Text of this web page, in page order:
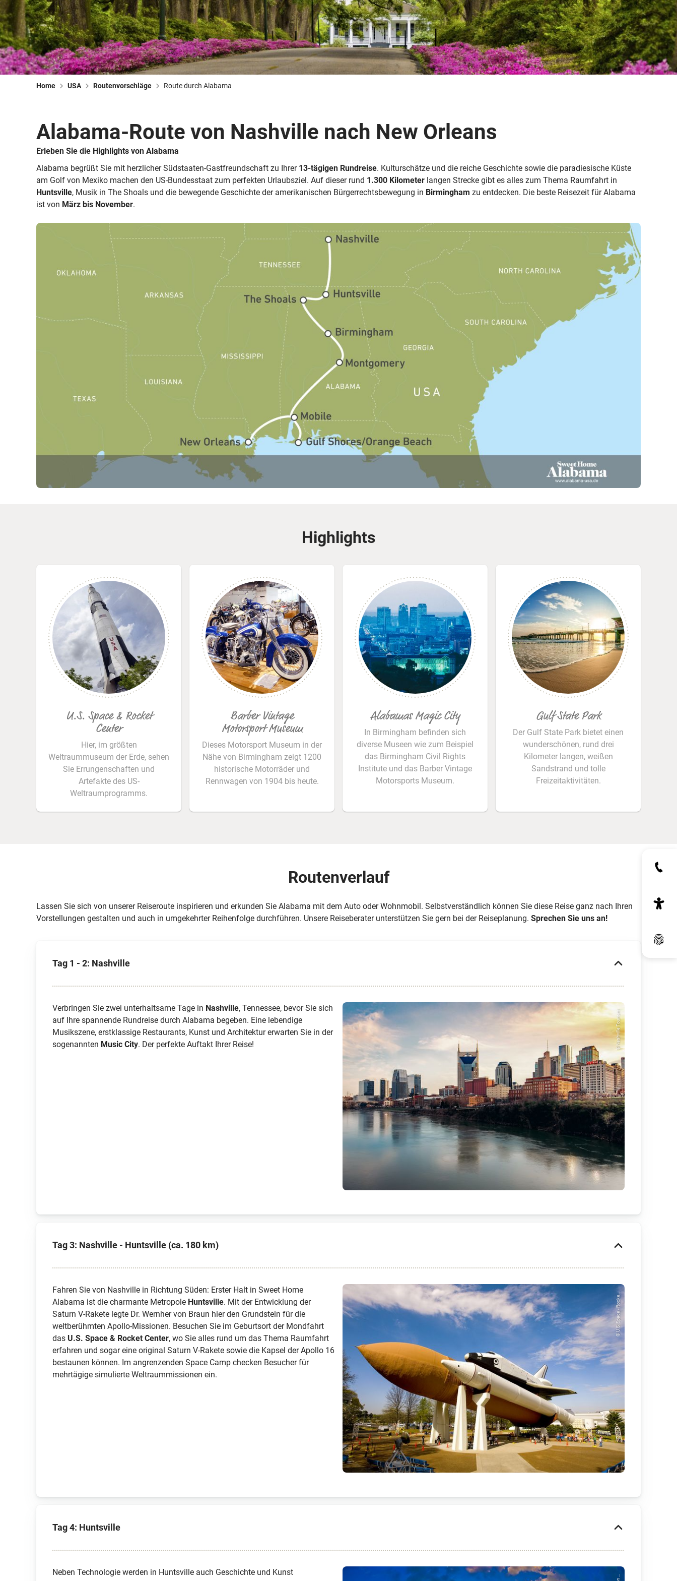
© ShaneMyersPhoto
Hawaii
© Shutterstock
Alaska & Yukon
Busreisen
© Chris Frey
Skireisen
Weitere Reisearten
© Shutterstock-06pho...
Weitere Leistungen
Routen­vorschläge
© Swissmediavision/ ...
CANUSA-Magazin
Insidertipps
Reisebüro-Service
Über uns
News
Häufig gestellte Fragen
Home USA Routenvorschläge Route durch Alabama
Alabama-Route von Nashville nach New Orleans
Erleben Sie die Highlights von Alabama
Alabama begrüßt Sie mit herzlicher Südstaaten-Gastfreundschaft zu Ihrer 13-tägigen Rundreise. Kulturschätze und die reiche Geschichte sowie die paradiesische Küste
am Golf von Mexiko machen den US-Bundesstaat zum perfekten Urlaubsziel. Auf dieser rund 1.300 Kilometer langen Strecke gibt es alles zum Thema Raumfahrt in
Huntsville, Musik in The Shoals und die bewegende Geschichte der amerikanischen Bürgerrechtsbewegung in Birmingham zu entdecken. Die beste Reisezeit für Alabama
ist von März bis November.
Highlights
© Alabama Tourism
U.S. Space & Rocket
Center
Hier, im größten
Weltraummuseum der Erde, sehen
Sie Errungenschaften und
Artefakte des US-
Weltraumprogramms.
© Alabama Tourism
Barber Vintage
Motorsport Museum
Dieses Motorsport Museum in der
Nähe von Birmingham zeigt 1200
historische Motorräder und
Rennwagen von 1904 bis heute.
Alabamas Magic City
In Birmingham befinden sich
diverse Museen wie zum Beispiel
das Birmingham Civil Rights
Institute und das Barber Vintage
Motorsports Museum.
© Tad Denson – MyShotz
Gulf State Park
Der Gulf State Park bietet einen
wunderschönen, rund drei
Kilometer langen, weißen
Sandstrand und tolle
Freizeitaktivitäten.
Routenverlauf
Lassen Sie sich von unserer Reiseroute inspirieren und erkunden Sie Alabama mit dem Auto oder Wohnmobil. Selbstverständlich können Sie diese Reise ganz nach Ihren
Vorstellungen gestalten und auch in umgekehrter Reihenfolge durchführen. Unsere Reiseberater unterstützen Sie gern bei der Reiseplanung. Sprechen Sie uns an!
Tag 1 - 2: Nashville
Verbringen Sie zwei unterhaltsame Tage in Nashville, Tennessee, bevor Sie sich
auf Ihre spannende Rundreise durch Alabama begeben. Eine lebendige
Musikszene, erstklassige Restaurants, Kunst und Architektur erwarten Sie in der
sogenannten Music City. Der perfekte Auftakt Ihrer Reise! © Nashville Tourism
Tag 3: Nashville - Huntsville (ca. 180 km)
Fahren Sie von Nashville in Richtung Süden: Erster Halt in Sweet Home
Alabama ist die charmante Metropole Huntsville. Mit der Entwicklung der
Saturn V-Rakete legte Dr. Wernher von Braun hier den Grundstein für die
weltberühmten Apollo-Missionen. Besuchen Sie im Geburtsort der Mondfahrt
das U.S. Space & Rocket Center, wo Sie alles rund um das Thema Raumfahrt
erfahren und sogar eine original Saturn V-Rakete sowie die Kapsel der Apollo 16
bestaunen können. Im angrenzenden Space Camp checken Besucher für
mehrtägige simulierte Weltraummissionen ein.
© U.S. Space - Rocke...
Tag 4: Huntsville
Neben Technologie werden in Huntsville auch Geschichte und Kunst